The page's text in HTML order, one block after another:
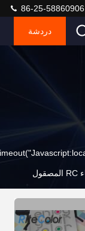
86-25-58860906
دردشة
ماء RC المصقول